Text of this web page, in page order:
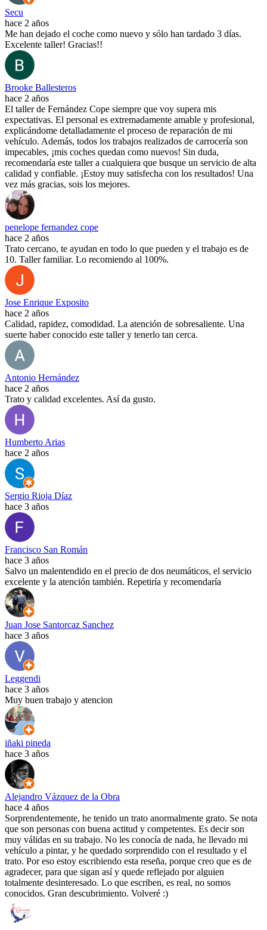
Secu
hace 2 años
Me han dejado el coche como nuevo y sólo han tardado 3 días.
Excelente taller! Gracias!!
Brooke Ballesteros
hace 2 años
El taller de Fernández Cope siempre que voy supera mis
expectativas. El personal es extremadamente amable y profesional,
explicándome detalladamente el proceso de reparación de mi
vehículo. Además, todos los trabajos realizados de carrocería son
impecables, ¡mis coches quedan como nuevos! Sin duda,
recomendaría este taller a cualquiera que busque un servicio de alta
calidad y confiable. ¡Estoy muy satisfecha con los resultados! Una
vez más gracias, sois los mejores.
penelope fernandez cope
hace 2 años
Trato cercano, te ayudan en todo lo que pueden y el trabajo es de
10. Taller familiar. Lo recomiendo al 100%.
Jose Enrique Exposito
hace 2 años
Calidad, rapidez, comodidad. La atención de sobresaliente. Una
suerte haber conocido este taller y tenerlo tan cerca.
Antonio Hernández
hace 2 años
Trato y calidad excelentes. Así da gusto.
Humberto Arias
hace 2 años
Sergio Rioja Díaz
hace 3 años
Francisco San Román
hace 3 años
Salvo un malentendido en el precio de dos neumáticos, el servicio
excelente y la atención también. Repetiría y recomendaría
Juan Jose Santorcaz Sanchez
hace 3 años
Leggendi
hace 3 años
Muy buen trabajo y atencion
iñaki pineda
hace 3 años
Alejandro Vázquez de la Obra
hace 4 años
Sorprendentemente, he tenido un trato anormalmente grato. Se nota
que son personas con buena actitud y competentes. Es decir son
muy válidas en su trabajo. No les conocía de nada, he llevado mi
vehículo a pintar, y he quedado sorprendido con el resultado y el
trato. Por eso estoy escribiendo esta reseña, porque creo que es de
agradecer, para que sigan así y quede reflejado por alguien
totalmente desinteresado. Lo que escriben, es real, no somos
conocidos. Gran descubrimiento. Volveré :)